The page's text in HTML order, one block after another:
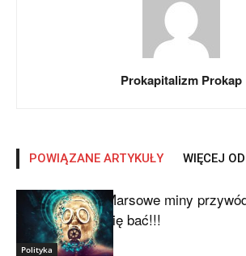
Prokapitalizm Prokap
POWIĄZANE ARTYKUŁY WIĘCEJ
Polityka
Marsowe miny
się bać!!!